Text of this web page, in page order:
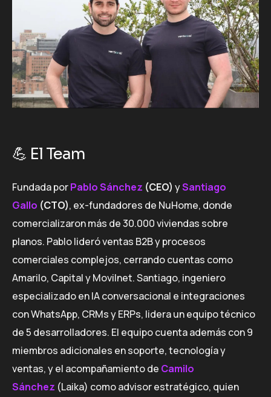
💪 El Team
Fundada porPablo Sánchez (CEO) ySantiago
Gallo (CTO), ex-fundadores de NuHome, donde
comercializaron más de 30.000 viviendas sobre
planos. Pablo lideró ventas B2B y procesos
comerciales complejos, cerrando cuentas como
Amarilo, Capital y Movilnet. Santiago, ingeniero
especializado en IA conversacional e integraciones
con WhatsApp, CRMs y ERPs, lidera un equipo técnico
de 5 desarrolladores. El equipo cuenta además con 9
miembros adicionales en soporte, tecnología y
ventas, y el acompañamiento de Camilo
Sánchez (Laika) como advisor estratégico, quien